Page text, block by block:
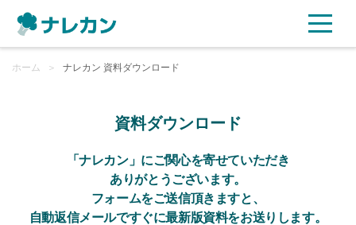
ご利用プラン
ご利用企業様の声
セキュリティ
ホーム ＞ ナレカン 資料ダウンロード
資料ダウンロード
「ナレカン」にご関心を寄せていただき
ありがとうございます。
フォームをご送信頂きますと、
自動返信メールですぐに最新版資料をお送りします。